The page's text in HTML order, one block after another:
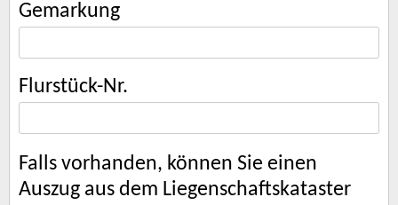
Gemarkung
Flurstück-Nr.
Falls vorhanden, können Sie einen
Auszug aus dem Liegenschaftskataster